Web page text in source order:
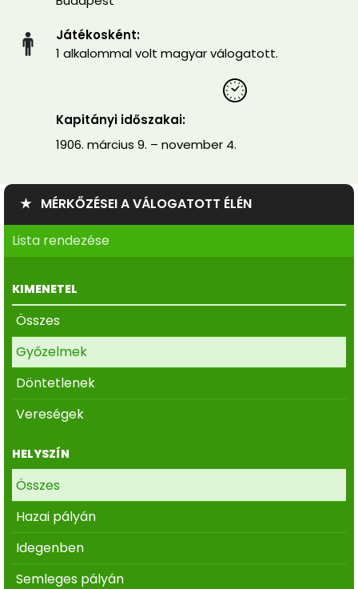
Játékosként:
1 alkalommal volt magyar válogatott.
Kapitányi időszakai:
1906. március 9. – november 4.
★ MÉRKŐZÉSEI A VÁLOGATOTT ÉLÉN
Lista rendezése
KIMENETEL
Összes
Győzelmek
Döntetlenek
Vereségek
HELYSZÍN
Összes
Hazai pályán
Idegenben
Semleges pályán